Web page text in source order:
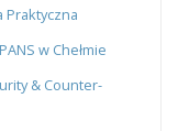
Praktyczna
w Chełmie
& Counter-